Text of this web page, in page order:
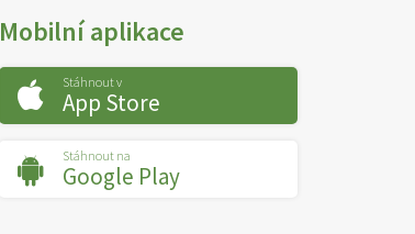
Mobilní aplikace
Stáhnout v
App Store
Stáhnout na
Google Play